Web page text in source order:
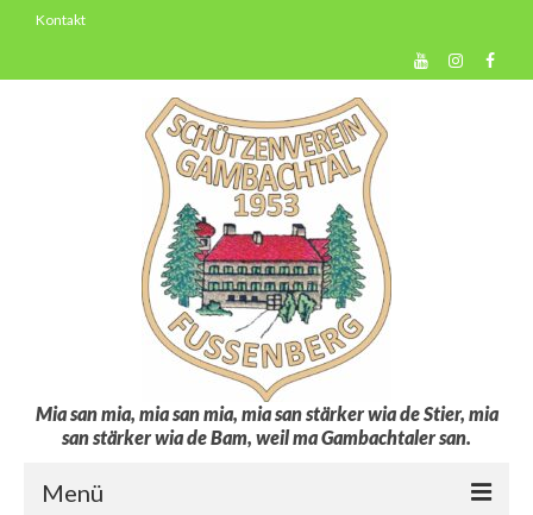
Kontakt
Mia san mia, mia san mia, mia san stärker wia de Stier, mia
san stärker wia de Bam, weil ma Gambachtaler san.
Menü